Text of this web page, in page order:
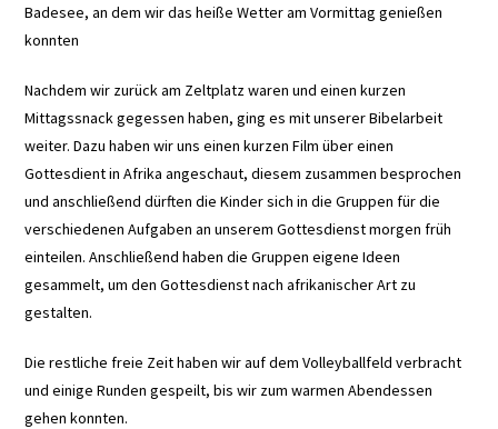
Badesee, an dem wir das heiße Wetter am Vormittag genießen
konnten
Nachdem wir zurück am Zeltplatz waren und einen kurzen
Mittagssnack gegessen haben, ging es mit unserer Bibelarbeit
weiter. Dazu haben wir uns einen kurzen Film über einen
Gottesdient in Afrika angeschaut, diesem zusammen besprochen
und anschließend dürften die Kinder sich in die Gruppen für die
verschiedenen Aufgaben an unserem Gottesdienst morgen früh
einteilen. Anschließend haben die Gruppen eigene Ideen
gesammelt, um den Gottesdienst nach afrikanischer Art zu
gestalten.
Die restliche freie Zeit haben wir auf dem Volleyballfeld verbracht
und einige Runden gespeilt, bis wir zum warmen Abendessen
gehen konnten.